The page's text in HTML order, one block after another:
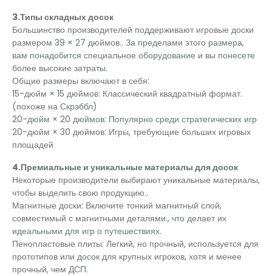
3.Типы складных досок
Большинство производителей поддерживают игровые доски
размером 39 × 27 дюймов.. За пределами этого размера,
вам понадобится специальное оборудование и вы понесете
более высокие затраты.
Общие размеры включают в себя:
15-дюйм × 15 дюймов: Классический квадратный формат.
(похоже на Скрэббл)
20-дюйм × 20 дюймов: Популярно среди стратегических игр
20-дюйм × 30 дюймов: Игры, требующие больших игровых
площадей
4.Премиальные и уникальные материалы для досок
Некоторые производители выбирают уникальные материалы,
чтобы выделить свою продукцию..
Магнитные доски: Включите тонкий магнитный слой,
совместимый с магнитными деталями., что делает их
идеальными для игр о путешествиях.
Пенопластовые плиты: Легкий, но прочный, используется для
прототипов или досок для крупных игроков, хотя и менее
прочный, чем ДСП.